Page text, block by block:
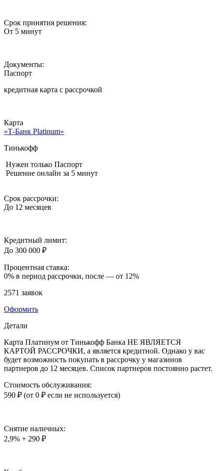
Срок принятия решения:
От 5 минут
Документы:
Паспорт
кредитная карта c рассрочкой
Карта
«Т-Банк Platinum»
Тинькофф
Нужен только Паспорт
Решение онлайн за 5 минут
Срок рассрочки:
До 12 месяцев
Кредитный лимит:
До 300 000 ₽
Процентная ставка:
0% в период рассрочки, после — от 12%
2571 заявок
Оформить
Детали
Карта Платинум от Тинькофф Банка НЕ ЯВЛЯЕТСЯ
КАРТОЙ РАССРОЧКИ, а является кредитной. Однако у вас
будет возможность покупать в рассрочку у магазинов
партнеров до 12 месяцев. Список партнеров постоянно растет.
Стоимость обслуживания:
590 ₽ (от 0 ₽ если не используется)
Снятие наличных:
2,9% + 290 ₽